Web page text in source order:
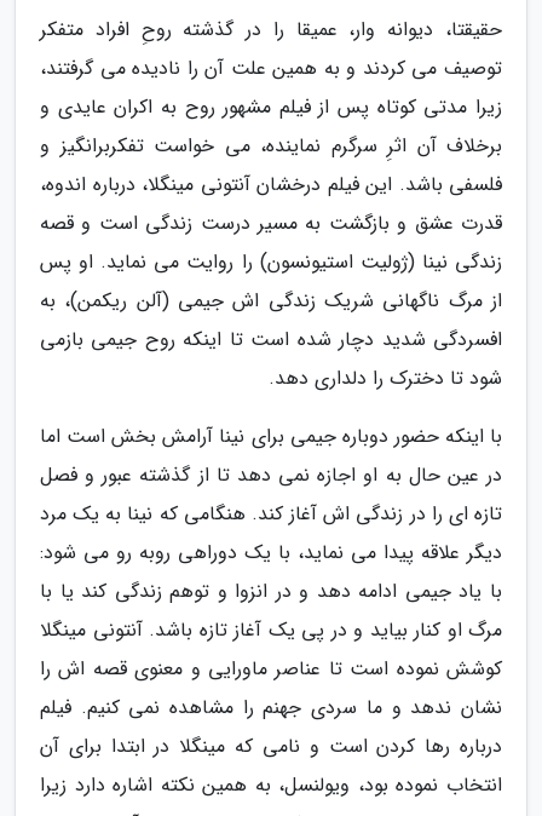
حقیقتا، دیوانه وار، عمیقا را در گذشته روحِ افراد متفکر
توصیف می کردند و به همین علت آن را نادیده می گرفتند،
زیرا مدتی کوتاه پس از فیلم مشهور روح به اکران عایدی و
برخلاف آن اثرِ سرگرم نماینده، می خواست تفکربرانگیز و
فلسفی باشد. این فیلم درخشان آنتونی مینگلا، درباره اندوه،
قدرت عشق و بازگشت به مسیر درست زندگی است و قصه
زندگی نینا (ژولیت استیونسون) را روایت می نماید. او پس
از مرگ ناگهانی شریک زندگی اش جیمی (آلن ریکمن)، به
افسردگی شدید دچار شده است تا اینکه روح جیمی بازمی
شود تا دخترک را دلداری دهد.
با اینکه حضور دوباره جیمی برای نینا آرامش بخش است اما
در عین حال به او اجازه نمی دهد تا از گذشته عبور و فصل
تازه ای را در زندگی اش آغاز کند. هنگامی که نینا به یک مرد
دیگر علاقه پیدا می نماید، با یک دوراهی روبه رو می شود:
با یاد جیمی ادامه دهد و در انزوا و توهم زندگی کند یا با
مرگ او کنار بیاید و در پی یک آغاز تازه باشد. آنتونی مینگلا
کوشش نموده است تا عناصر ماورایی و معنوی قصه اش را
نشان ندهد و ما سردی جهنم را مشاهده نمی کنیم. فیلم
درباره رها کردن است و نامی که مینگلا در ابتدا برای آن
انتخاب نموده بود، ویولنسل، به همین نکته اشاره دارد زیرا